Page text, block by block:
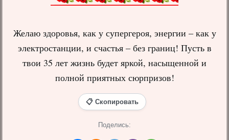
Желаю здоровья, как у супергероя, энергии – как у
электростанции, и счастья – без границ! Пусть в
твои 35 лет жизнь будет яркой, насыщенной и
полной приятных сюрпризов!
📋 Скопировать
Поделись: